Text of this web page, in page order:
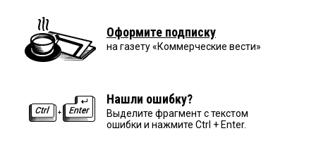
Оформите подписку
на газету «Коммерческие вести»
Нашли ошибку?
Выделите фрагмент с текстом
ошибки и нажмите Ctrl + Enter.